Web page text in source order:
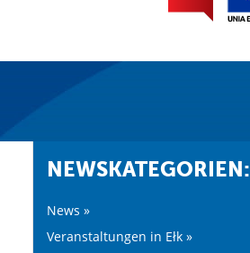
NEWSKATEGORIEN:
News »
Veranstaltungen in Ełk »